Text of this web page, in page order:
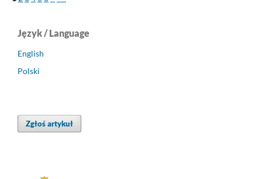
Język / Language
English
Polski
Zgłoś artykuł